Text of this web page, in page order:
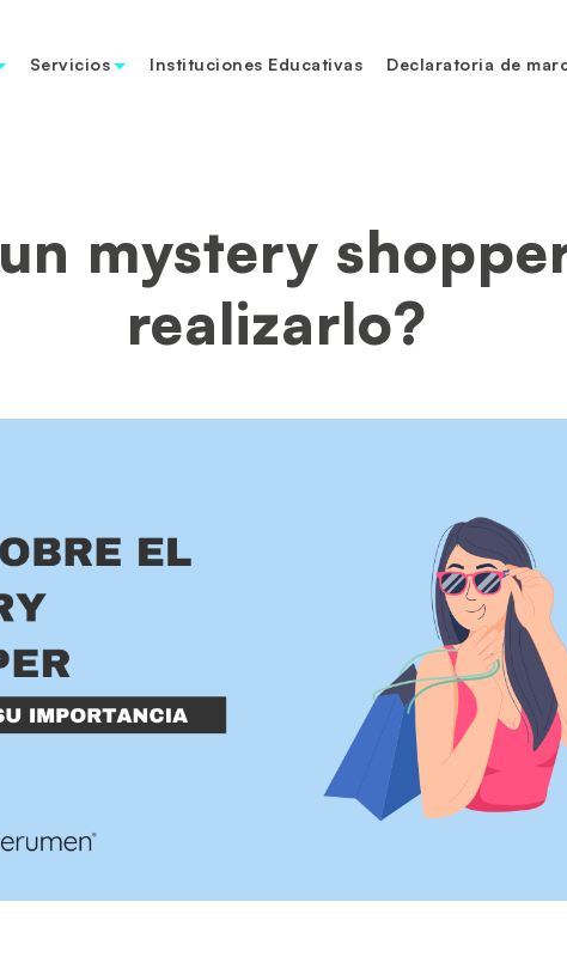
Servicios Instituciones Educativas Declaratoria de
mystery
realizarlo?